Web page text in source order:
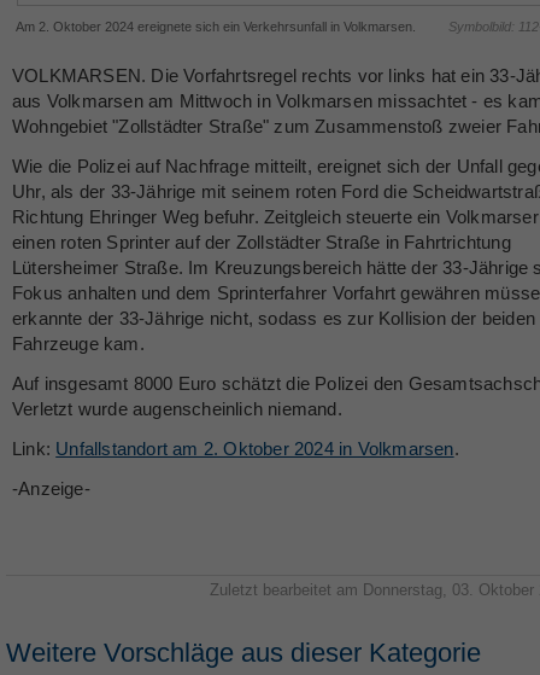
Am 2. Oktober 2024 ereignete sich ein Verkehrsunfall in Volkmarsen. Symbolbild:
VOLKMARSEN. Die Vorfahrtsregel rechts vor links hat ein 33-
aus Volkmarsen am Mittwoch in Volkmarsen missachtet - es
Wohngebiet "Zollstädter Straße" zum Zusammenstoß zweier
Wie die Polizei auf Nachfrage mitteilt, ereignet sich der Unfall
Uhr, als der 33-Jährige mit seinem roten Ford die
Richtung Ehringer Weg befuhr. Zeitgleich steuerte ein
einen roten Sprinter auf der Zollstädter Straße in Fahrtrichtung
Lütersheimer Straße. Im Kreuzungsbereich hätte der 33-Jährige
Fokus anhalten und dem Sprinterfahrer Vorfahrt gewähren
erkannte der 33-Jährige nicht, sodass es zur Kollision der beiden
Fahrzeuge kam.
Auf insgesamt 8000 Euro schätzt die Polizei den
Verletzt wurde augenscheinlich niemand.
Link: Unfallstandort am 2. Oktober 2024 in Volkmarsen.
-Anzeige-
Zuletzt bearbeitet am Donnerstag, 03. Oktober
Weitere Vorschläge aus dieser Kategorie